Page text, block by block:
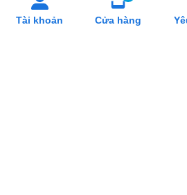
Tài khoản Cửa hàng
- Địa chỉ: 59 Lê Phụng Hiểu, P. An Hải,